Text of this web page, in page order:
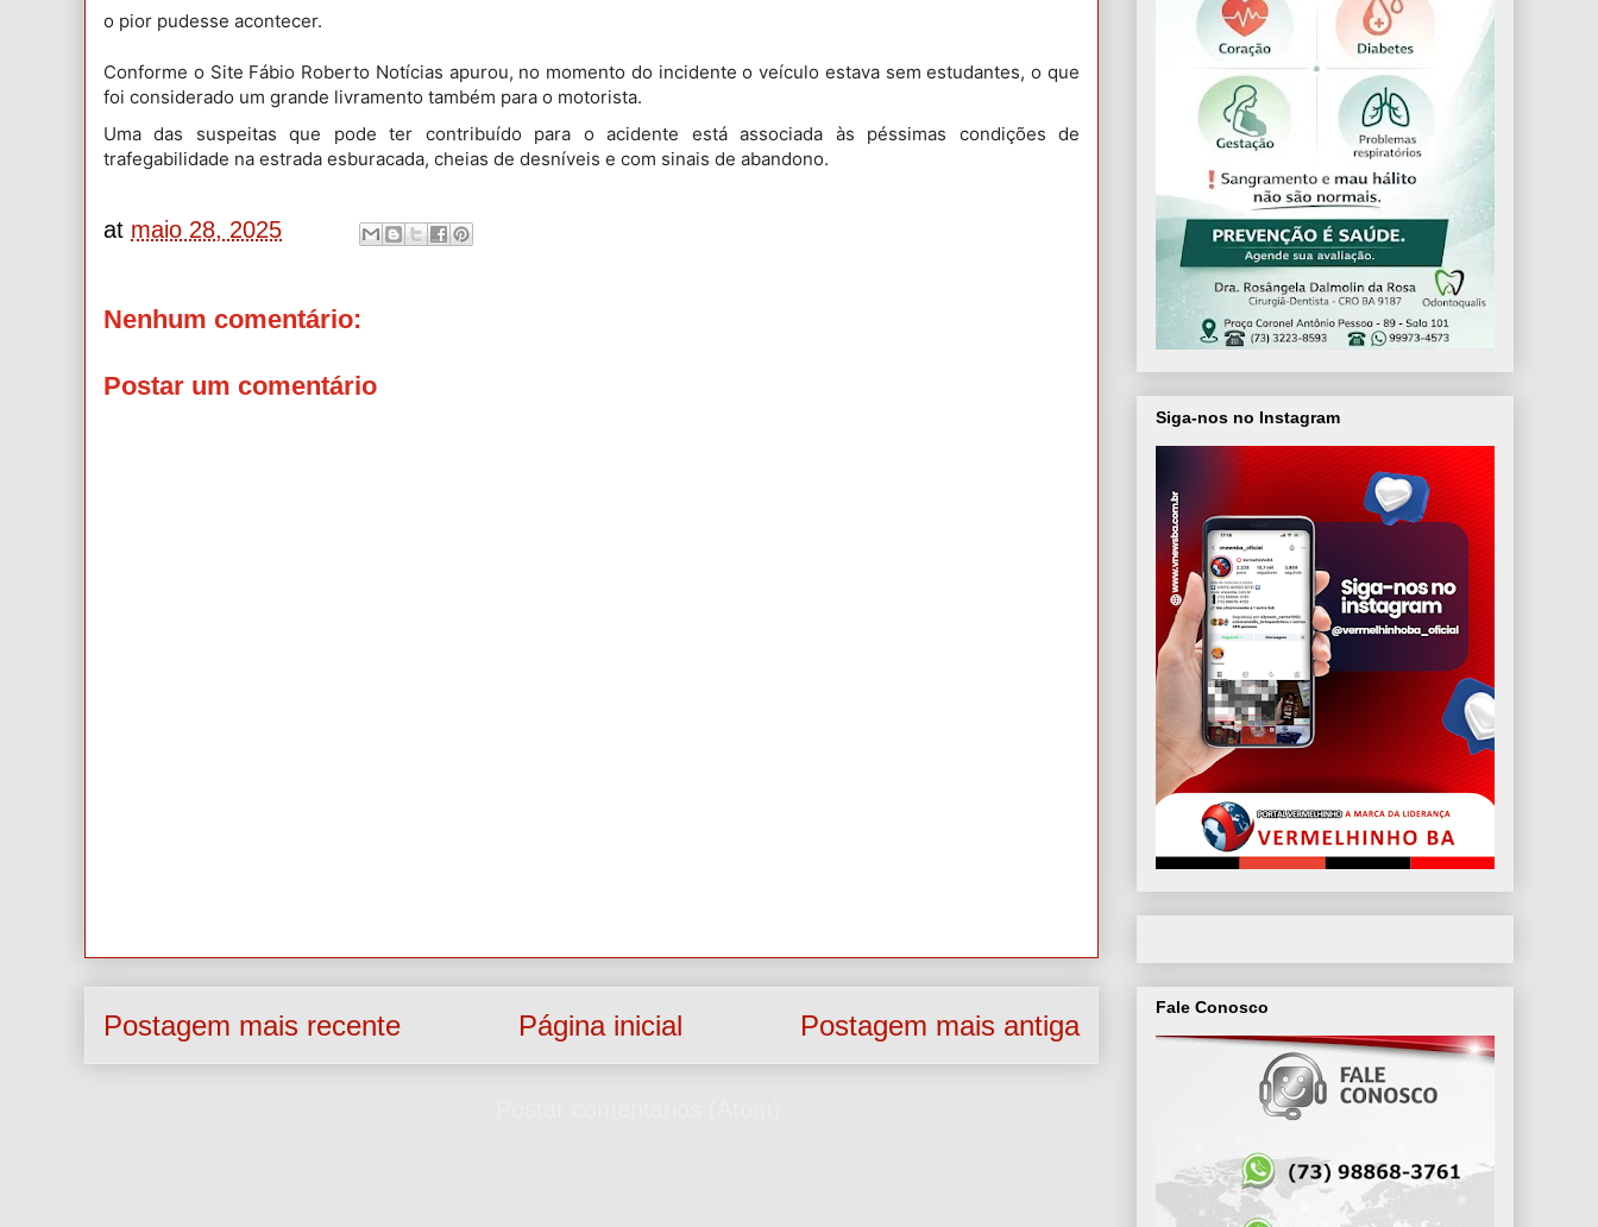
o pior pudesse acontecer.
Conforme o Site Fábio Roberto Notícias apurou, no momento do incidente o veículo estava sem estudantes, o que
foi considerado um grande livramento também para o motorista.
Uma das suspeitas que pode ter contribuído para o acidente está associada às péssimas condições de
trafegabilidade na estrada esburacada, cheias de desníveis e com sinais de abandono.
at maio 28, 2025
Nenhum comentário:
Postar um comentário
Postagem mais recente Postagem mais antiga
Página inicial
Siga-nos no Instagram
Fale Conosco